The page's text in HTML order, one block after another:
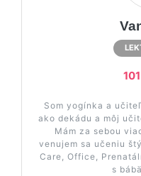
Som yogínka a
ako dekádu a môj
Mám za sebou
venujem sa učeniu
Care, Office,
s